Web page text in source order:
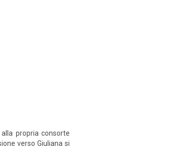
propria consorte
verso Giuliana si